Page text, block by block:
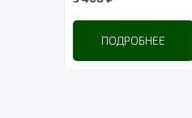
ПОДРОБНЕЕ